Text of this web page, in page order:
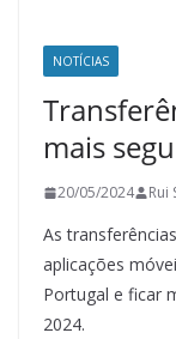
NOTÍCIAS
mais
20/05/2024 Rui
As
aplicações
Portugal e ficar
2024.